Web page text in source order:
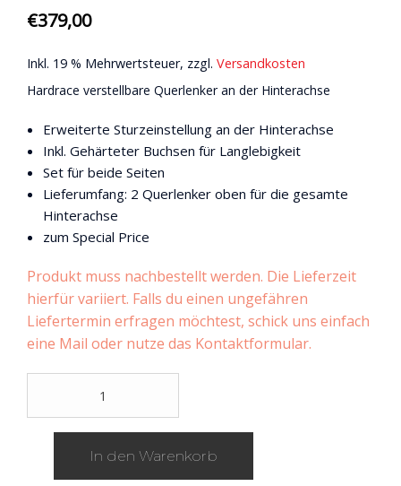
€379,00
Inkl. 19 % Mehrwertsteuer, zzgl. Versandkosten
Hardrace verstellbare Querlenker an der Hinterachse
Erweiterte Sturzeinstellung an der Hinterachse
Inkl. Gehärteter Buchsen für Langlebigkeit
Set für beide Seiten
Lieferumfang: 2 Querlenker oben für die gesamte
Hinterachse
zum Special Price
Produkt muss nachbestellt werden. Die Lieferzeit
hierfür variiert. Falls du einen ungefähren
Liefertermin erfragen möchtest, schick uns einfach
eine Mail oder nutze das Kontaktformular.
Querlenker
Hinterachse
In den Warenkorb